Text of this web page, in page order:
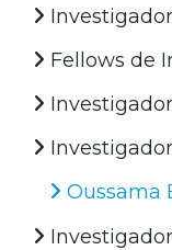
Fellows de
Oussama